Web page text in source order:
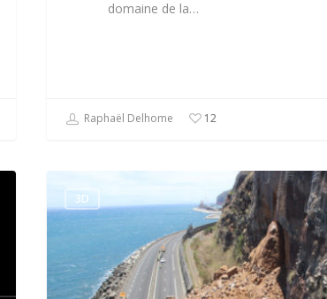
domaine de la…
Raphaël Delhome 12
3D